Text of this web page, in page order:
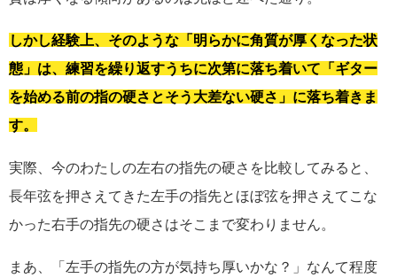
しかし経験上、そのような「明らかに角質が厚くなった状
態」は、練習を繰り返すうちに次第に落ち着いて「ギター
を始める前の指の硬さとそう大差ない硬さ」に落ち着きま
す。
実際、今のわたしの左右の指先の硬さを比較してみると、
長年弦を押さえてきた左手の指先とほぼ弦を押さえてこな
かった右手の指先の硬さはそこまで変わりません。
まあ、「左手の指先の方が気持ち厚いかな？」なんて程度